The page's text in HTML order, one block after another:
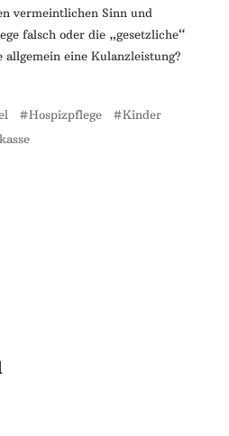
vermeintlichen Sinn und
falsch oder die „gesetzliche“
eine Kulanzleistung?
Hospizpflege
Kinder